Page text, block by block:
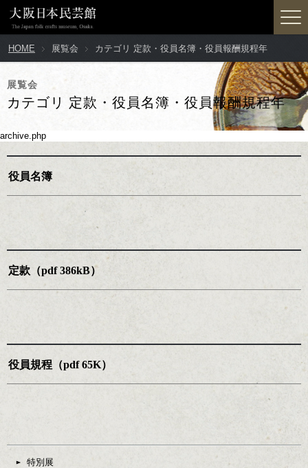
HOME 展覧会 カテゴリ 定款・役員名簿・役員報酬規程年
展覧会
カテゴリ 定款・役員名簿・役員報酬規程年
archive.php
役員名簿
定款（pdf 386kB）
役員規程（pdf 65K）
特別展